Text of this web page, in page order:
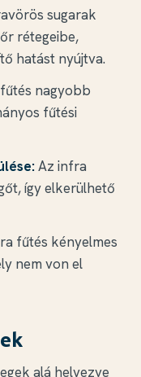
sugarak
rétegeibe,
hatást nyújtva.
nagyobb
fűtési
Az infra
így elkerülhető
fűtés kényelmes
nem von el
alá helyezve